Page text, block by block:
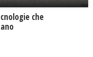
che